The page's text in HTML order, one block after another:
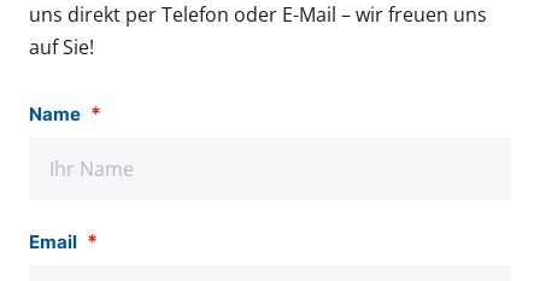
uns direkt per Telefon oder E-Mail – wir freuen uns
auf Sie!
Name *
Email *